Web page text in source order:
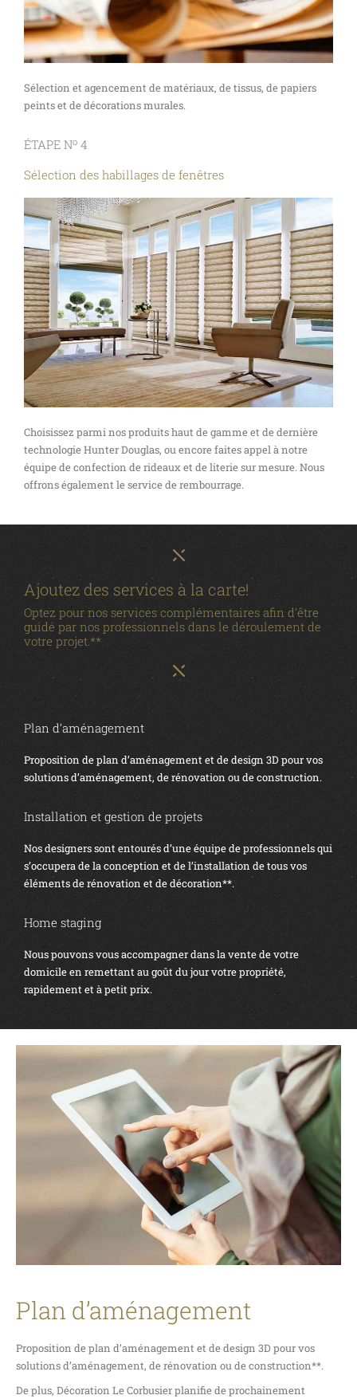
Sélection et agencement de matériaux, de tissus, de papiers
peints et de décorations murales.
ÉTAPE No 4
Sélection des habillages de fenêtres​
Choisissez parmi nos produits haut de gamme et de dernière
technologie Hunter Douglas, ou encore faites appel à notre
équipe de confection de rideaux et de literie sur mesure. Nous
offrons également le service de rembourrage.
Ajoutez des services à la carte!
Optez pour nos services complémentaires afin d’être
guidé par nos professionnels dans le déroulement de
votre projet.**
Plan d’aménagement
Proposition de plan d’aménagement et de design 3D pour vos
solutions d’aménagement, de rénovation ou de construction.
Installation et gestion de projets
Nos designers sont entourés d’une équipe de professionnels qui
s’occupera de la conception et de l’installation de tous vos
éléments de rénovation et de décoration**.
Home staging
Nous pouvons vous accompagner dans la vente de votre
domicile en remettant au goût du jour votre propriété,
rapidement et à petit prix.
Plan d’aménagement
Proposition de plan d’aménagement et de design 3D pour vos
solutions d’aménagement, de rénovation ou de construction**.
De plus, Décoration Le Corbusier planifie de prochainement